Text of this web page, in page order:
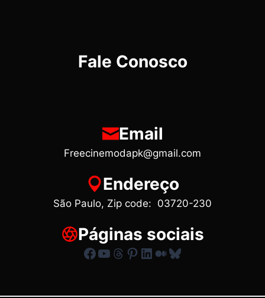
Fale Conosco
Email
Freecinemodapk@gmail.com
Endereço
São Paulo, Zip code: 03720-230
Páginas sociais
Facebook
Youtube
Threads
Pinterest
LinkedIn
Medium
Bluesky